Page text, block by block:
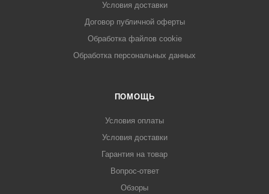
Условия доставки
Договор публичной оферты
Обработка файлов cookie
Обработка персональных данных
ПОМОЩЬ
Условия оплаты
Условия доставки
Гарантия на товар
Вопрос-ответ
Обзоры